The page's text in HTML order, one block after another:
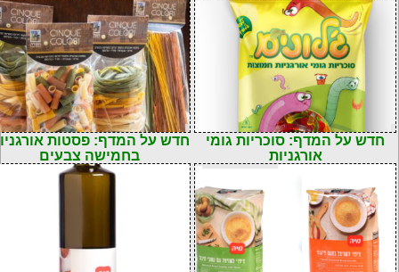
חדש על המדף: סוכריות גומי
אורגניות
חדש על המדף: פסטות
בחמישה צבעים